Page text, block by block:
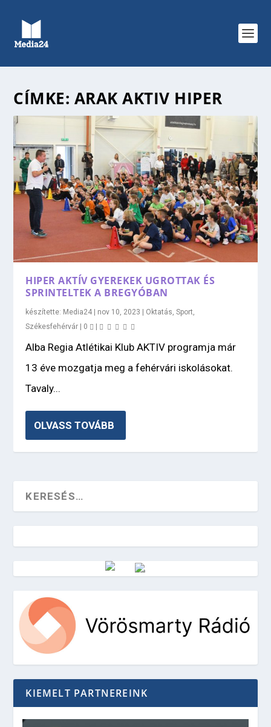
CÍMKE: ARAK AKTIV HIPER
HIPER AKTÍV GYEREKEK UGROTTAK ÉS
SPRINTELTEK A BREGYÓBAN
készítette: Media24 | nov 10, 2023 | Oktatás ,Sport
Székesfehérvár | 0 |
Alba Regia Atlétikai Klub AKTIV programja már
13 éve mozgatja meg a fehérvári iskolásokat.
Tavaly...
OLVASS TOVÁBB
Vörösmarty Rádió
KIEMELT PARTNEREINK